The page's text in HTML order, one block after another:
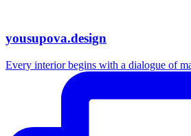
yousupova.design
Every interior begins with a dialogue of